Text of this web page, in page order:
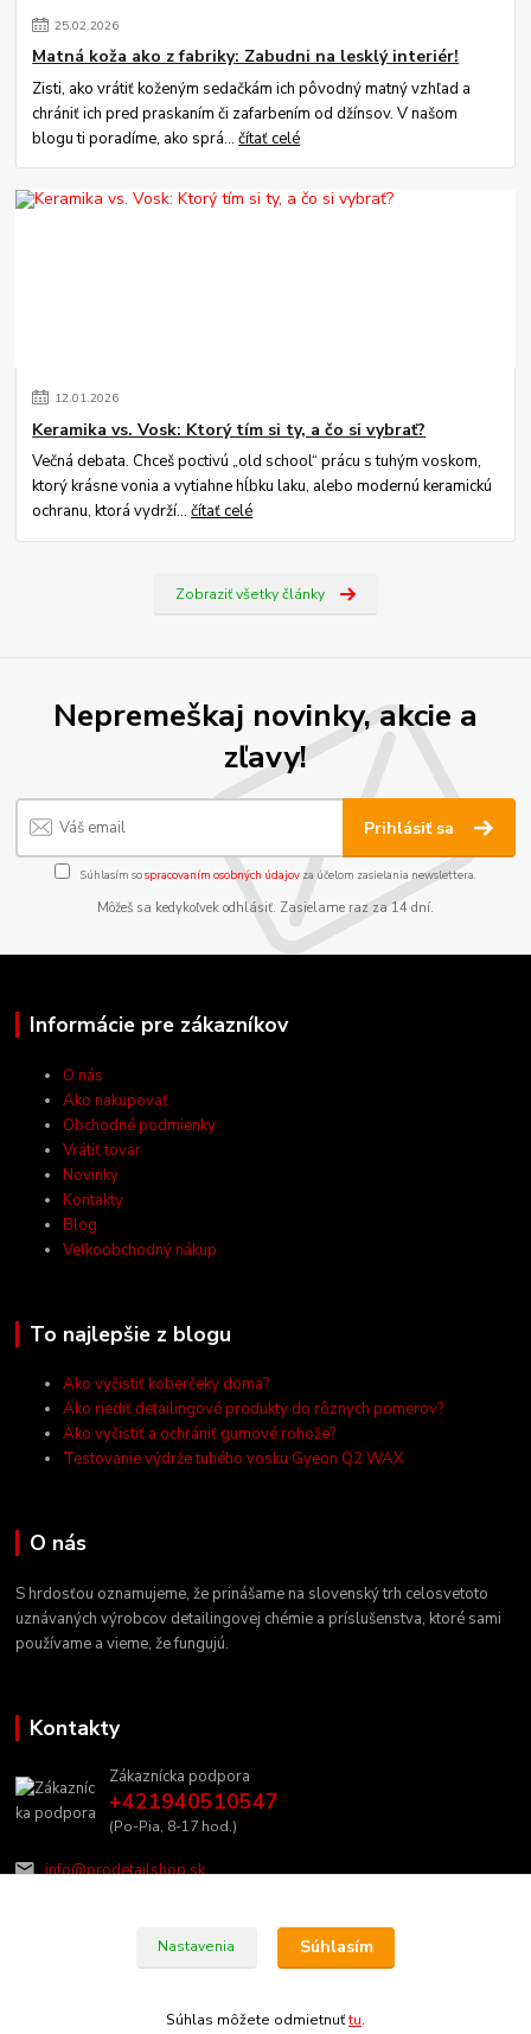
25.02.2026
Matná koža ako z fabriky: Zabudni na lesklý interiér!
Zisti, ako vrátiť koženým sedačkám ich pôvodný matný vzhľad a
chrániť ich pred praskaním či zafarbením od džínsov. V našom
blogu ti poradíme, ako sprá...čítať celé
12.01.2026
Keramika vs. Vosk: Ktorý tím si ty, a čo si vybrať?
Večná debata. Chceš poctivú „old school“ prácu s tuhým voskom,
ktorý krásne vonia a vytiahne hĺbku laku, alebo modernú keramickú
ochranu, ktorá vydrží...čítať celé
Zobraziť všetky články
Nepremeškaj novinky, akcie a
zľavy!
Prihlásiť sa
Súhlasím sospracovaním osobných údajov za účelom zasielania newslettera.
Môžeš sa kedykoľvek odhlásiť. Zasielame raz za 14 dní.
Informácie pre zákazníkov
O nás
Ako nakupovať
Obchodné podmienky
Vrátiť tovar
Novinky
Kontakty
Blog
Veľkoobchodný nákup
To najlepšie z blogu
Ako vyčistiť koberčeky doma?
Ako riediť detailingové produkty do rôznych pomerov?
Ako vyčistiť a ochrániť gumové rohože?
Testovanie výdrže tuhého vosku Gyeon Q2 WAX
O nás
S hrdosťou oznamujeme, že prinášame na slovenský trh celosvetoto
uznávaných výrobcov detailingovej chémie a príslušenstva, ktoré sami
používame a vieme, že fungujú.
Kontakty
Zákaznícka podpora
+421940510547
(Po-Pia, 8-17 hod.)
info@prodetailshop.sk
Nastavenia Súhlasím
Súhlas môžete odmietnuťtu.